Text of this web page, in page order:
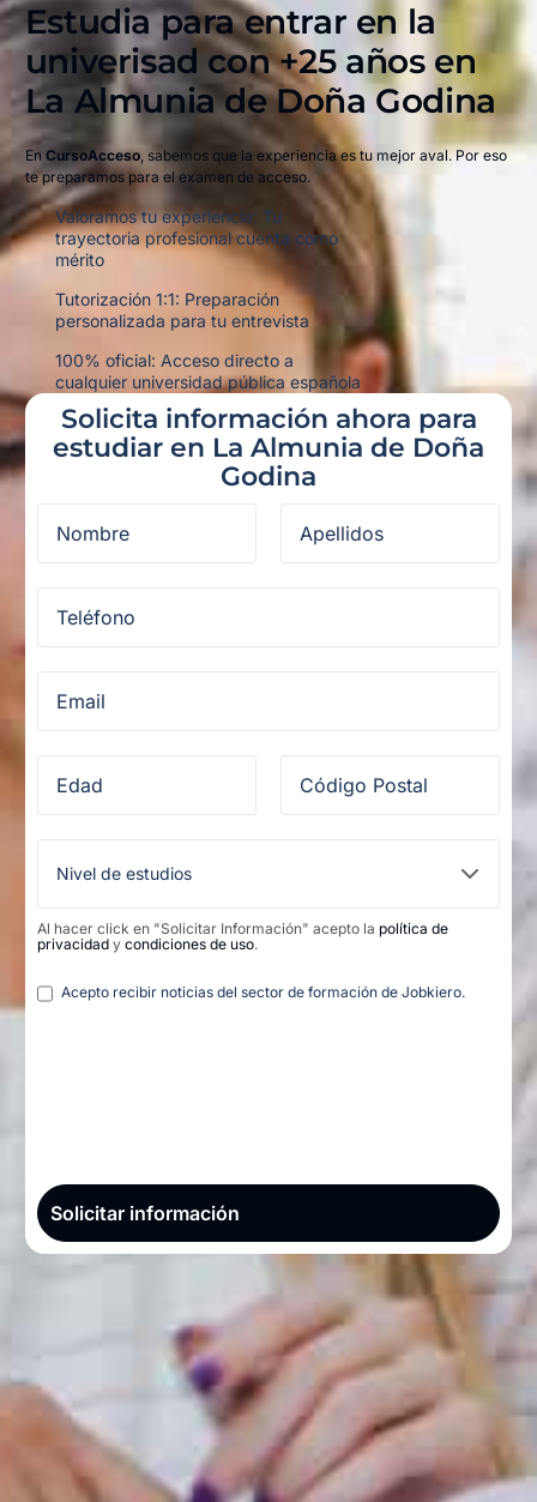
Estudia para entrar en la
univerisad con +25 años en
La Almunia de Doña Godina​
En CursoAcceso, sabemos que la experiencia es tu mejor aval. Por eso
te preparamos para el examen de acceso.
Valoramos tu experiencia: Tu
trayectoria profesional cuenta como
mérito
Tutorización 1:1: Preparación
personalizada para tu entrevista
100% oficial: Acceso directo a
cualquier universidad pública española
Solicita información ahora para
estudiar en La Almunia de Doña
Godina
Al hacer click en "Solicitar Información" acepto la política de
privacidad y condiciones de uso.
Legal
Acepto recibir noticias del sector de formación de Jobkiero.